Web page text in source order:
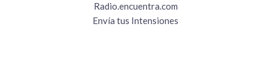
Radio.encuentra.com
Envía tus Intensiones